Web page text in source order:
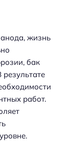
анода, жизнь
бак
работ.